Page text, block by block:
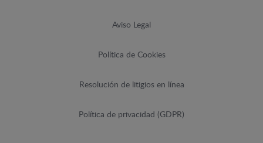
Aviso Legal
Política de Cookies
Resolución de litigios en línea
Política de privacidad (GDPR)